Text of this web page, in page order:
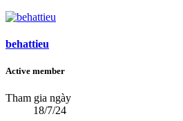
behattieu
Active member
Tham gia ngày
18/7/24